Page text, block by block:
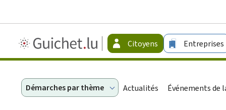
Guichet.lu
-
Citoyens Entreprises
Démarches par thème Actualités Événements de